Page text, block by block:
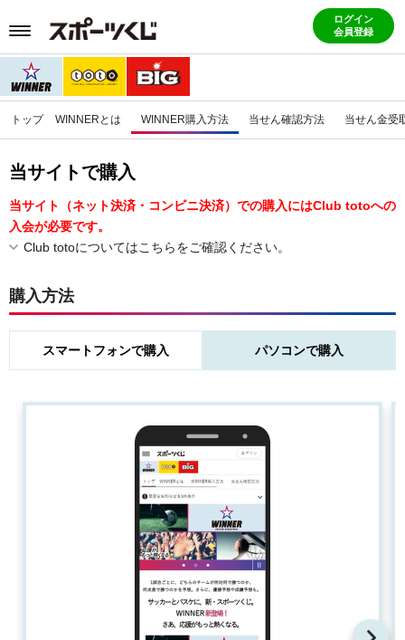
ログイン
会員登録
トップ WINNERとは WINNER購入方法 当せん確認方法 当せん金受
当サイトで購入
当サイト（ネット決済・コンビニ決済）での購入にはClub totoへの
入会が必要です。
Club totoについてはこちらをご確認ください。
購入方法
スマートフォンで購入 パソコンで購入